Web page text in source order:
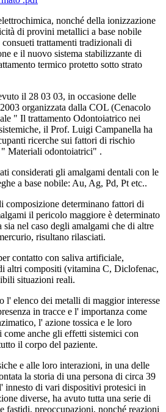
nonché della ionizzazione
di provini metallici a base nobile
trattamenti tradizionali di
e il nuovo sistema stabilizzante di
termico protetto sotto strato
il 28 03 03, in occasione delle
organizzata dalla COL (Cenacolo
" Il trattamento Odontoiatrico nei
il Prof. Luigi Campanella ha
ricerche sui fattori di rischio
Materiali odontoiatrici" .
considerati gli amalgami dentali con le
a base nobile: Au, Ag, Pd, Pt etc..
composizione determinano fattori di
il pericolo maggiore è determinato
nel caso degli amalgami che di altre
risultano rilasciati.
contatto con saliva artificiale,
altri compositi (vitamina C, Diclofenac,
situazioni reali.
l' elenco dei metalli di maggior interesse
in tracce e l' importanza come
l' azione tossica e le loro
anche gli effetti sistemici con
il corpo del paziente.
e alle loro interazioni, in una delle
la storia di una persona di circa 39
innesto di vari dispositivi protesici in
diverse, ha avuto tutta una serie di
fastidi, preoccupazioni, nonché reazioni